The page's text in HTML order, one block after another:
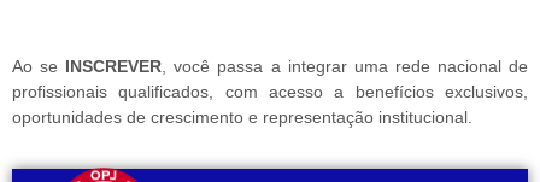
Ao se INSCREVER , você passa a integrar uma rede nacional de
profissionais qualificados, com acesso a benefícios exclusivos,
oportunidades de crescimento e representação institucional.